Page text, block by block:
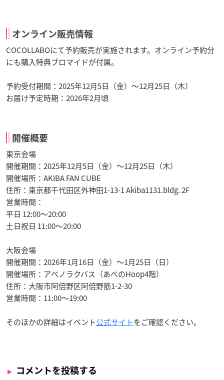
オンライン販売情報
COCOLLABOにて予約販売が実施されます。オンライン予約分
にも購入特典ブロマイドが付属。
予約受付期間：2025年12月5日（金）〜12月25日（木）
お届け予定時期：2026年2月頃
開催概要
東京会場
開催期間：2025年12月5日（金）〜12月25日（木）
開催場所：AKIBA FAN CUBE
住所：東京都千代田区外神田1-13-1 Akiba1131.bldg. 2F
営業時間：
平日 12:00〜20:00
土日祝日 11:00〜20:00
大阪会場
開催期間：2026年1月16日（金）〜1月25日（日）
開催場所：アベノラクバス（あべのHoop4階）
住所：大阪市阿倍野区阿倍野筋1-2-30
営業時間：11:00〜19:00
そのほかの詳細はイベント公式サイトをご確認ください。
コメントを投稿する